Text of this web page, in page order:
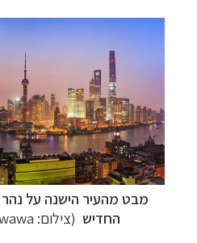
מבט מהעיר הישנה על
החדיש (צילום: )